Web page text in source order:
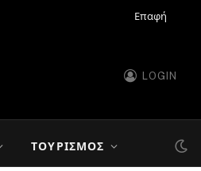
Επαφή
LOGIN
ΤΟΥΡΙΣΜΌΣ